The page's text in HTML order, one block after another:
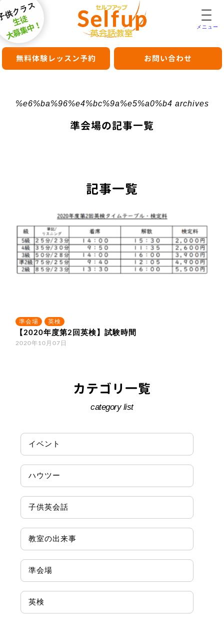
供クラス
生徒
大募集中！ メニュー
無料体験レッスン予約 お問い合わせ
%e6%ba%96%e4%bc%9a%e5%a0%b4 archives
準会場の記事一覧
記事一覧
準会場 英検
【2020年度第2回英検】試験時間
2020年10月07日
カテゴリ一覧
category list
イベント
ハウツー
子供英会話
教室の出来事
準会場
英検